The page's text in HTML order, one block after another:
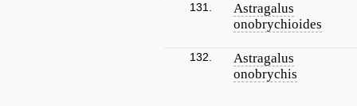
131.
Astragalus
onobrychioides
132.
Astragalus
onobrychis